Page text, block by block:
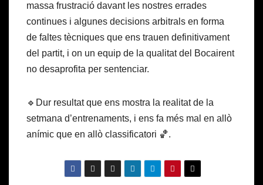
massa frustració davant les nostres errades
continues i algunes decisions arbitrals en forma
de faltes tècniques que ens trauen definitivament
del partit, i on un equip de la qualitat del Bocairent
no desaprofita per sentenciar.
🔹Dur resultat que ens mostra la realitat de la
setmana d’entrenaments, i ens fa més mal en allò
anímic que en allò classificatori 🏀.